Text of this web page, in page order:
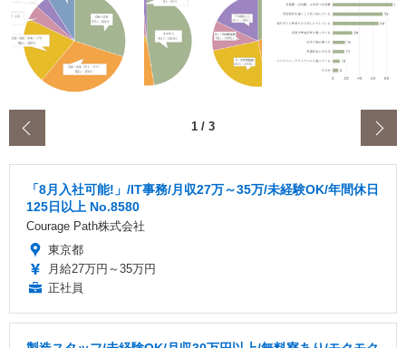
1 / 3
「8月入社可能!」/IT事務/月収27万～35万/未経験OK/年間休日
125日以上 No.8580
Courage Path株式会社
東京都
月給27万円～35万円
正社員